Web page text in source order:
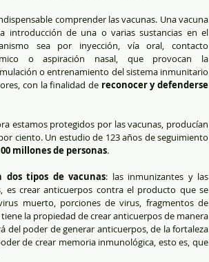
comprender las vacunas. Una vacuna
introducción de una o varias sustancias en el
sea por inyección, vía oral, contacto
o aspiración nasal, que provocan la
o entrenamiento del sistema inmunitario
con la finalidad de reconocer y defenderse
estamos protegidos por las vacunas, producían
ciento. Un estudio de 123 años de seguimiento
millones de personas.
dos tipos de vacunas: las inmunizantes y las
es crear anticuerpos contra el producto que se
muerto, porciones de virus, fragmentos de
la propiedad de crear anticuerpos de manera
del poder de generar anticuerpos, de la fortaleza
de crear memoria inmunológica, esto es, que